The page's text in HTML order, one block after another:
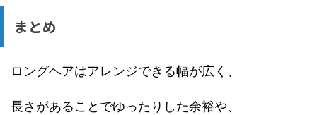
まとめ
ロングヘアはアレンジできる幅が広く、
長さがあることでゆったりした余裕や、